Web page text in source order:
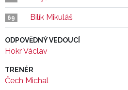
69 Bilík Mikuláš
ODPOVĚDNÝ VEDOUCÍ
Hokr Václav
TRENÉR
Čech Michal